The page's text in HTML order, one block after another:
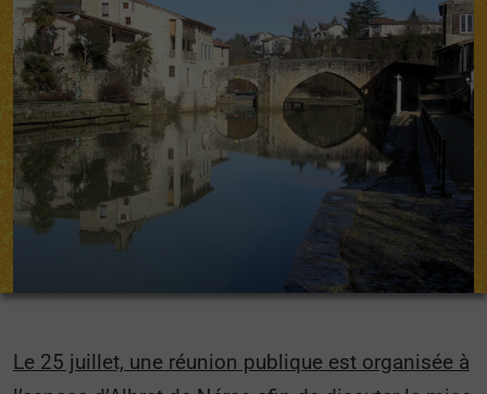
Le 25 juillet, une réunion publique est organisée à